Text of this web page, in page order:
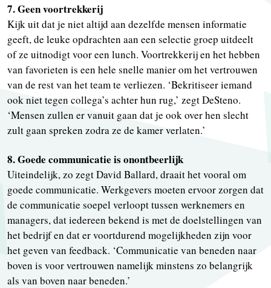
7. Geen voortrekkerij
Kijk uit dat je niet altijd aan dezelfde mensen informatie
geeft, de leuke opdrachten aan een selectie groep uitdeelt
of ze uitnodigt voor een lunch. Voortrekkerij en het hebben
van favorieten is een hele snelle manier om het vertrouwen
van de rest van het team te verliezen. ‘Bekritiseer iemand
ook niet tegen collega’s achter hun rug,’ zegt DeSteno.
‘Mensen zullen er vanuit gaan dat je ook over hen slecht
zult gaan spreken zodra ze de kamer verlaten.’
8. Goede communicatie is onontbeerlijk
Uiteindelijk, zo zegt David Ballard, draait het vooral om
goede communicatie. Werkgevers moeten ervoor zorgen dat
de communicatie soepel verloopt tussen werknemers en
managers, dat iedereen bekend is met de doelstellingen van
het bedrijf en dat er voortdurend mogelijkheden zijn voor
het geven van feedback. ‘Communicatie van beneden naar
boven is voor vertrouwen namelijk minstens zo belangrijk
als van boven naar beneden.’